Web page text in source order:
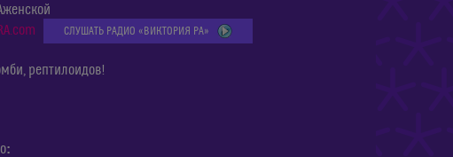
СЛУШАТЬ РАДИО «ВИКТОРИЯ РА»
рептилоидов!
: